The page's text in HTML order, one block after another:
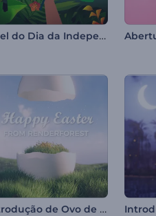
Reel do Dia da Independência do Brasil
Introdução de Ovo de Páscoa Rachado